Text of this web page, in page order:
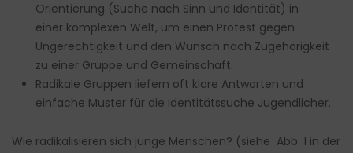
Orientierung (Suche nach Sinn und Identität) in
einer komplexen Welt, um einen Protest gegen
Ungerechtigkeit und den Wunsch nach Zugehörigkeit
zu einer Gruppe und Gemeinschaft.
Radikale Gruppen liefern oft klare Antworten und
einfache Muster für die Identitätssuche Jugendlicher.
Wie radikalisieren sich junge Menschen? (siehe Abb. 1 in der